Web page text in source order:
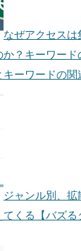
なぜアクセスは
？キーワード
ーワードの関
ジャンル別、拡
くる【バズ